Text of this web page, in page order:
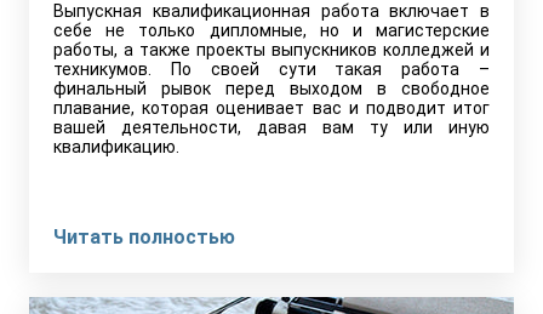
Выпускная квалификационная работа включает в
себе не только дипломные, но и магистерские
работы, а также проекты выпускников колледжей и
техникумов. По своей сути такая работа –
финальный рывок перед выходом в свободное
плавание, которая оценивает вас и подводит итог
вашей деятельности, давая вам ту или иную
квалификацию.
Читать полностью